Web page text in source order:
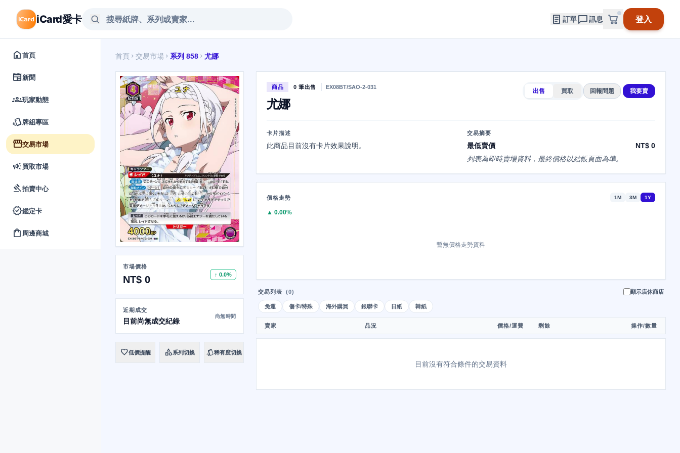
iCard愛卡 訂單 訊息 登入
home首頁
newspaper新聞
groups玩家動態
style牌組專區
storefront交易市場
campaign買取市場
gavel拍賣中心
verified鑑定卡
shopping_bag 周邊商城
首頁 chevron_right 交易市場 chevron_right 系列 858 chevron_right 尤娜
市場價格
NT$ 0 ↑ 0.0%
近期成交
目前尚無成交紀錄
尚無時間
favorite低價提醒 category系列切換 style稀有度切換
商品 0 筆出售 EX08BT/SAO-2-031
尤娜
出售 買取 回報問題 我要賣
卡片描述
此商品目前沒有卡片效果說明。
交易摘要
最低賣價
NT$ 0
列表為即時賣場資料，最終價格以結帳頁面為準。
價格走勢 1M 3M 1Y
▲ 0.00%
暫無價格走勢資料
交易列表 (0) 顯示店休商店
免運 傷卡/特殊 海外購買 銀聯卡 日紙 韓紙
賣家 品況 價格/運費 剩餘 操作/數量
目前沒有符合條件的交易資料